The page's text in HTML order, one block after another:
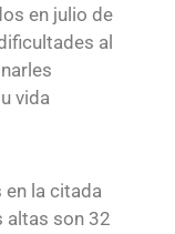
en julio de
al
vida
la citada
altas son 32